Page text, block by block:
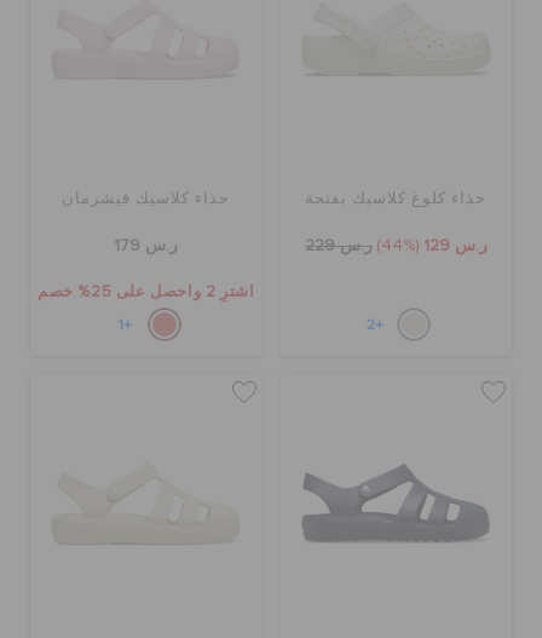
حذاء كلوغ كلاسيك بفتحة
ر.س 129 (44%) ر.س 229
+2
حذاء كلاسيك فيشرمان
ر.س 179
اشترِ 2 واحصل على 25% خصم
+1